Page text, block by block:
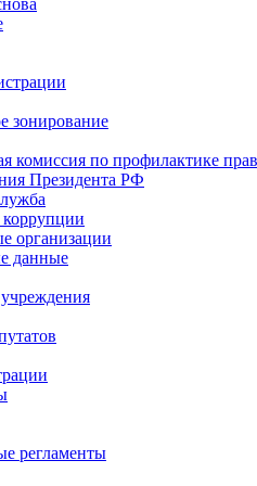
зонирование
комиссия по профилактике
Президента РФ
организации
данные
регламенты